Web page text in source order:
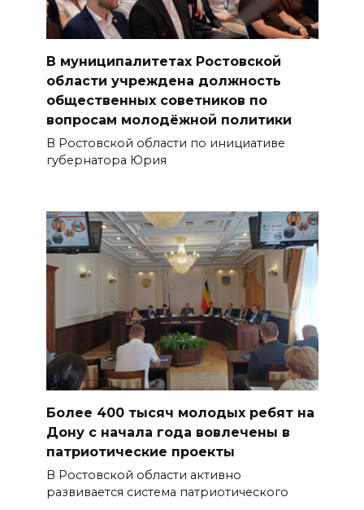
В муниципалитетах Ростовской
области учреждена должность
общественных советников по
вопросам молодёжной политики
В Ростовской области по инициативе
губернатора Юрия
Более 400 тысяч молодых ребят на
Дону с начала года вовлечены в
патриотические проекты
В Ростовской области активно
развивается система патриотического